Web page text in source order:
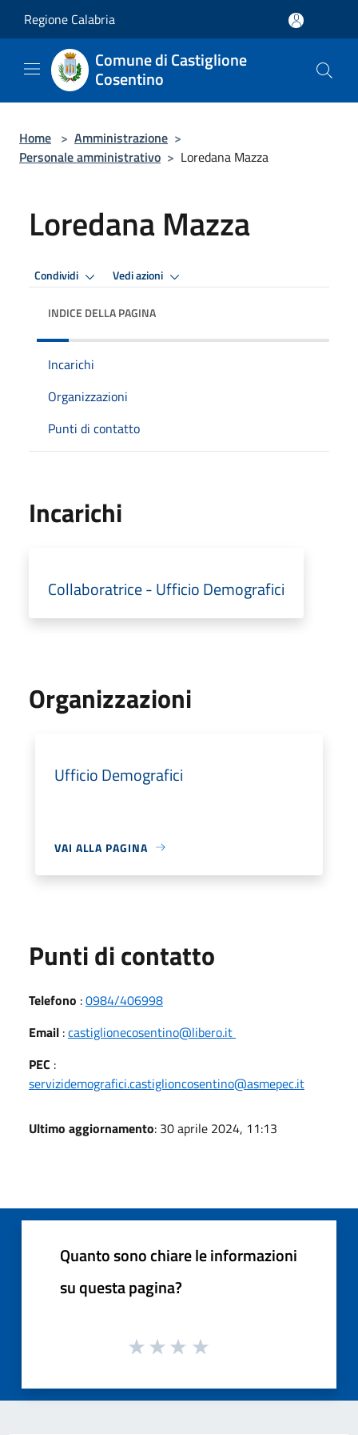
Regione Calabria
Comune di Castiglione
Cosentino
Home > Amministrazione >
Personale amministrativo > Loredana Mazza
Loredana Mazza
Condividi Vedi azioni
INDICE DELLA PAGINA
Incarichi
Organizzazioni
Punti di contatto
Incarichi
Collaboratrice - Ufficio Demografici
Organizzazioni
Ufficio Demografici
VAI ALLA PAGINA
Punti di contatto
Telefono :0984/406998
Email :castiglionecosentino@libero.it
PEC :
servizidemografici.castiglioncosentino@asmepec.it
Ultimo aggiornamento: 30 aprile 2024, 11:13
Quanto sono chiare le informazioni
su questa pagina?